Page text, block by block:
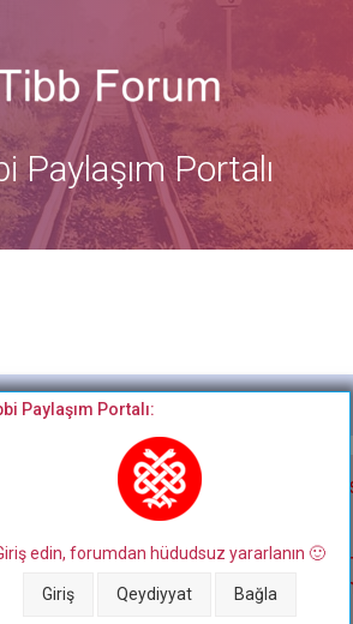
Paylaşım Portalı
Bitdi
Paylaşım Portalı:
edin, forumdan hüdudsuz yararlanın 🙂
Giriş Qeydiyyat Bağla
heç bir qrupda, saytda və
mütləq tanış olun:
kənar niyyətlər, xüsusi
göstərənlərin və istifadə
bütün müvafiq tədbirlər böyük